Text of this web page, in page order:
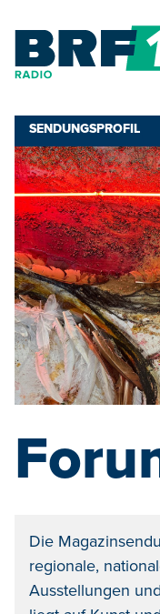
SENDUNGSPROFIL
Die
regionale,
Ausstellungen